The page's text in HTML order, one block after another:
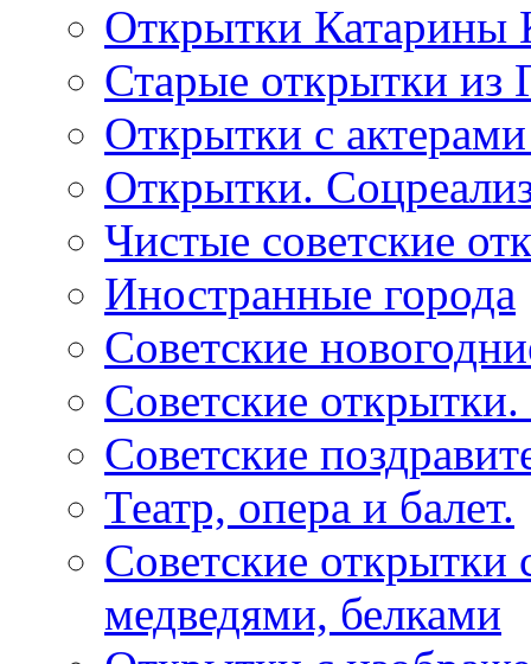
Открытки
Старые открытки из
Открытки с
Открытки.
Чистые советские
Иностранные города
Советские
Советские
Советские
Театр, опера и балет.
Советские открытки
медведями, белками